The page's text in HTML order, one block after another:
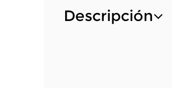
Descripción